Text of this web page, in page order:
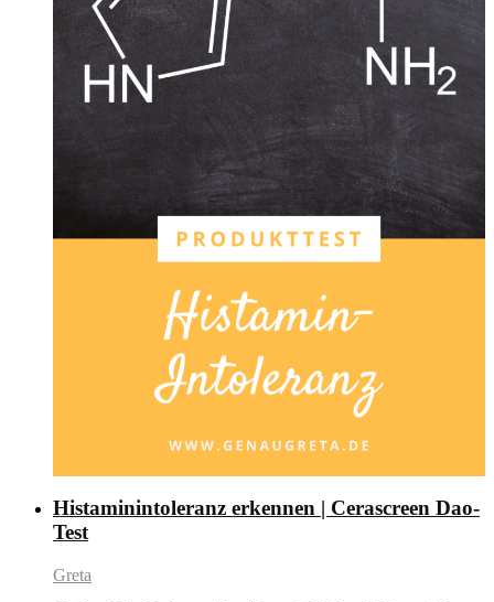
Histaminintoleranz erkennen | Cerascreen Dao-
Test
Greta